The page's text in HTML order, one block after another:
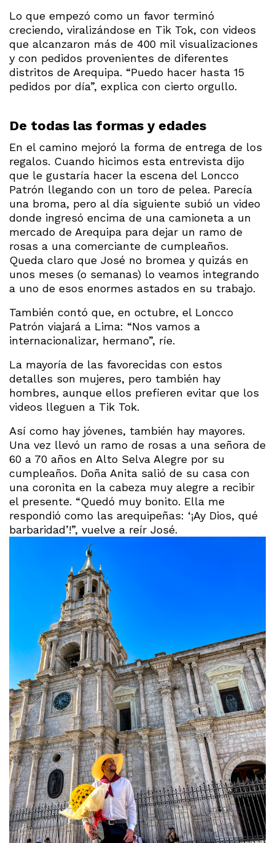
Lo que empezó como un favor terminó
creciendo, viralizándose en Tik Tok, con videos
que alcanzaron más de 400 mil visualizaciones
y con pedidos provenientes de diferentes
distritos de Arequipa. “Puedo hacer hasta 15
pedidos por día”, explica con cierto orgullo.
De todas las formas y edades
En el camino mejoró la forma de entrega de los
regalos. Cuando hicimos esta entrevista dijo
que le gustaría hacer la escena del Loncco
Patrón llegando con un toro de pelea. Parecía
una broma, pero al día siguiente subió un video
donde ingresó encima de una camioneta a un
mercado de Arequipa para dejar un ramo de
rosas a una comerciante de cumpleaños.
Queda claro que José no bromea y quizás en
unos meses (o semanas) lo veamos integrando
a uno de esos enormes astados en su trabajo.
También contó que, en octubre, el Loncco
Patrón viajará a Lima: “Nos vamos a
internacionalizar, hermano”, ríe.
La mayoría de las favorecidas con estos
detalles son mujeres, pero también hay
hombres, aunque ellos prefieren evitar que los
videos lleguen a Tik Tok.
Así como hay jóvenes, también hay mayores.
Una vez llevó un ramo de rosas a una señora de
60 a 70 años en Alto Selva Alegre por su
cumpleaños. Doña Anita salió de su casa con
una coronita en la cabeza muy alegre a recibir
el presente. “Quedó muy bonito. Ella me
respondió como las arequipeñas: ‘¡Ay Dios, qué
barbaridad’!”, vuelve a reír José.